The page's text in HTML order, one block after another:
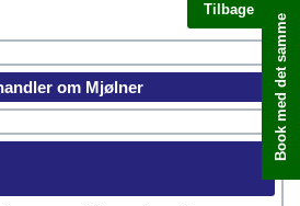
Tilbage
om Mjølner Book med det samme